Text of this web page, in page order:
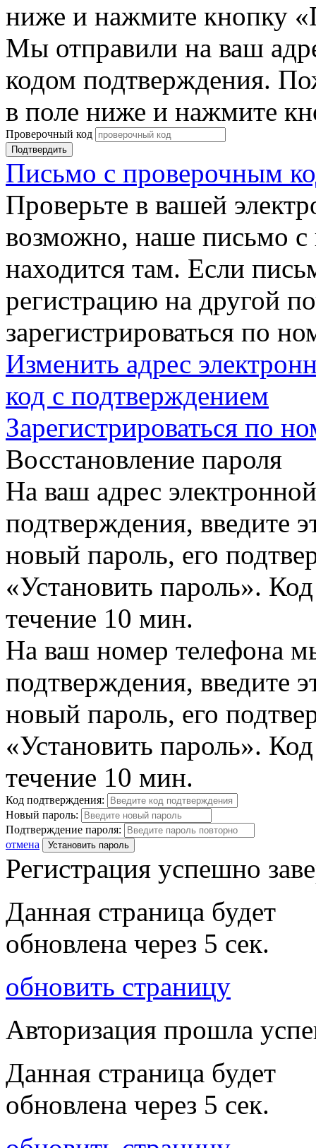
ниже и нажмите кнопку
Мы отправили на ваш
кодом подтверждения.
в поле ниже и нажмите
Проверочный код
Подтвердить
Письмо с проверочным
Проверьте в вашей
возможно, наше письмо с
находится там. Если
регистрацию на другой
зарегистрироваться по
Изменить адрес
код с подтверждением
Зарегистрироваться по
Восстановление пароля
На ваш адрес
подтверждения, введите
новый пароль, его
«Установить пароль».
течение 10 мин.
На ваш номер телефона
подтверждения, введите
новый пароль, его
«Установить пароль».
течение 10 мин.
Код подтверждения:
Новый пароль:
Подтверждение пароля:
отмена
Установить пароль
Регистрация успешно
Данная страница будет
обновлена через 5 сек.
обновить страницу
Авторизация прошла
Данная страница будет
обновлена через 5 сек.